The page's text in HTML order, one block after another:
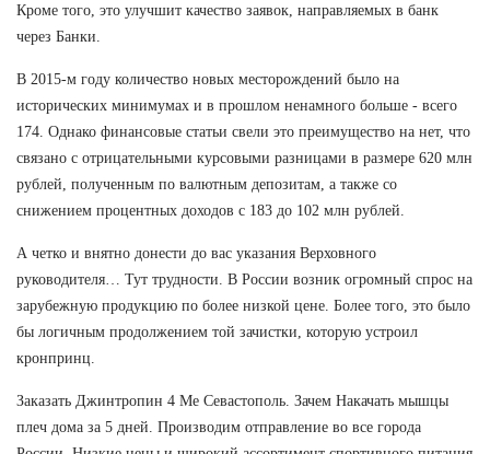
Кроме того, это улучшит качество заявок, направляемых в банк
через Банки.
В 2015-м году количество новых месторождений было на
исторических минимумах и в прошлом ненамного больше - всего
174. Однако финансовые статьи свели это преимущество на нет, что
связано с отрицательными курсовыми разницами в размере 620 млн
рублей, полученным по валютным депозитам, а также со
снижением процентных доходов с 183 до 102 млн рублей.
А четко и внятно донести до вас указания Верховного
руководителя… Тут трудности. В России возник огромный спрос на
зарубежную продукцию по более низкой цене. Более того, это было
бы логичным продолжением той зачистки, которую устроил
кронпринц.
Заказать Джинтропин 4 Ме Севастополь. Зачем Накачать мышцы
плеч дома за 5 дней. Производим отправление во все города